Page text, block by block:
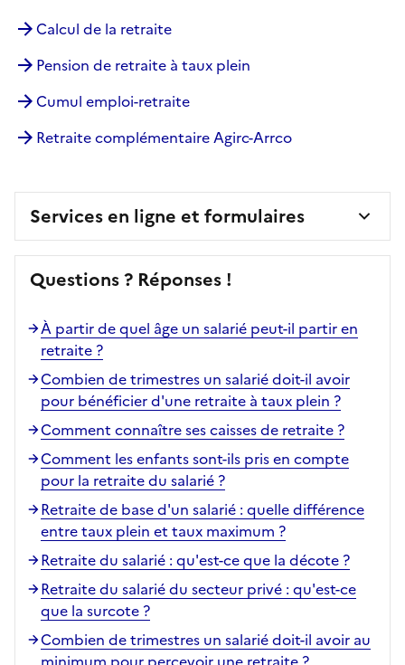
Calcul de la retraite
Pension de retraite à taux plein
Cumul emploi-retraite
Retraite complémentaire Agirc-Arrco
Services en ligne et formulaires
Questions ? Réponses !
À partir de quel âge un salarié peut-il partir en
retraite ?
Combien de trimestres un salarié doit-il avoir
pour bénéficier d'une retraite à taux plein ?
Comment connaître ses caisses de retraite ?
Comment les enfants sont-ils pris en compte
pour la retraite du salarié ?
Retraite de base d'un salarié : quelle différence
entre taux plein et taux maximum ?
Retraite du salarié : qu'est-ce que la décote ?
Retraite du salarié du secteur privé : qu'est-ce
que la surcote ?
Combien de trimestres un salarié doit-il avoir au